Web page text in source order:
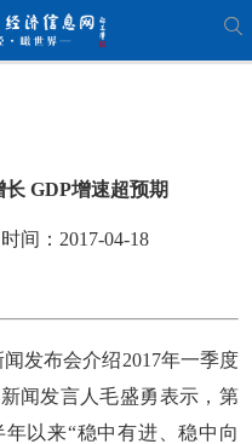
GDP增速超预期
间：2017-04-18
发布会介绍2017年一季度
闻发言人毛盛勇表示，第
以来“稳中有进、稳中向